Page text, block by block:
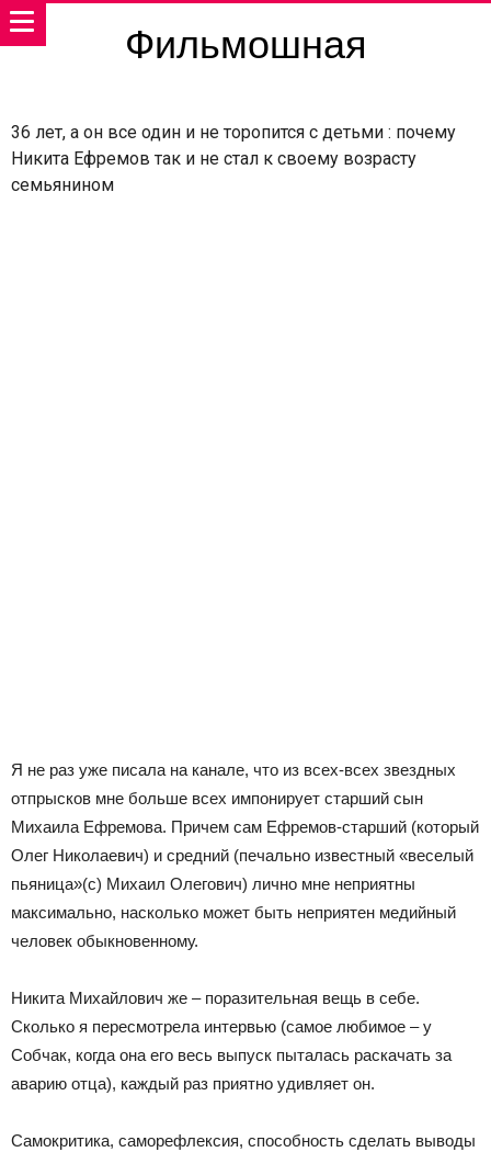
Фильмошная
36 лет, а он все один и не торопится с детьми : почему
Никита Ефремов так и не стал к своему возрасту
семьянином
Я не раз уже писала на канале, что из всех-всех звездных
отпрысков мне больше всех импонирует старший сын
Михаила Ефремова. Причем сам Ефремов-старший (который
Олег Николаевич) и средний (печально известный «веселый
пьяница»(с) Михаил Олегович) лично мне неприятны
максимально, насколько может быть неприятен медийный
человек обыкновенному.
Никита Михайлович же – поразительная вещь в себе.
Сколько я пересмотрела интервью (самое любимое – у
Собчак, когда она его весь выпуск пыталась раскачать за
аварию отца), каждый раз приятно удивляет он.
Самокритика, саморефлексия, способность сделать выводы